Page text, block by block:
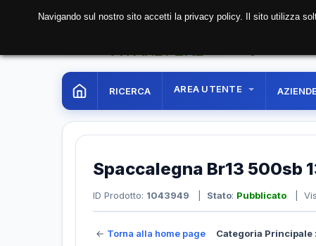
RICERCA AREA UTENTE
Spaccalegna Br13 500sb
ID Prodotto: 1043949 Stato: Pubblicato |
← Torna alla home page
Categoria Principale :
Navigando sul nostro sito accetti la privacy policy. Il sito utilizza